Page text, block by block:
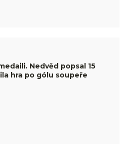
Nedvěd popsal 15
hra po gólu soupeře